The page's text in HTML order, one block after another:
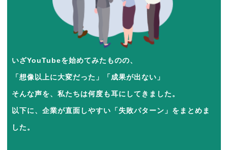
いざYouTubeを始めてみたものの、
「想像以上に大変だった」「成果が出ない」
そんな声を、私たちは何度も耳にしてきました。
以下に、企業が直面しやすい「失敗パターン」をまとめま
した。